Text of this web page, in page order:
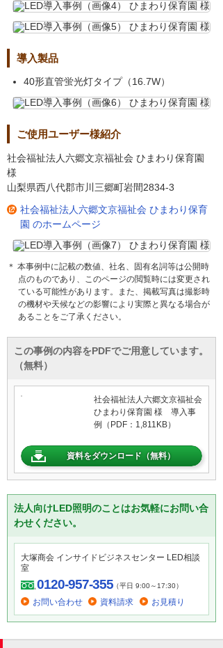
導入製品
40形直管蛍光灯タイプ（16.7W）
ご使用ユーザー様紹介
社会福祉法人六郷文京福祉会 ひまわり保育園
様
山梨県西八代郡市川三郷町岩間2834-3
社会福祉法人六郷文京福祉会 ひまわり保育
園 のホームページ
＊ 本事例中に記載の数値、社名、固有名詞等は公開時
点のものであり、このページの閲覧時には変更され
ている可能性があります。また、掲載写真は撮影時
の機材や天候などの影響により実際と異なる場合が
あることをご了承ください。
この事例の内容をPDFでご用意しています。
（無料）
社会福祉法人六郷文京福祉会
ひまわり保育園 様 導入事
例（PDF：1,811KB）
資料をダウンロード（無料）
法人向けLED照明のことはお気軽にお問い合
わせください。
大塚商会 インサイドビジネスセンター LED相談
室
0120-957-355（平日 9:00～17:30）
お問い合わせ 資料請求 お見積り